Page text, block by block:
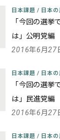
日本課題 / 日本
「今回の選挙
は」公明党編
2016年6月27
日本課題 / 日本
「今回の選挙
は」民進党編
2016年6月27
日本課題 / 日本